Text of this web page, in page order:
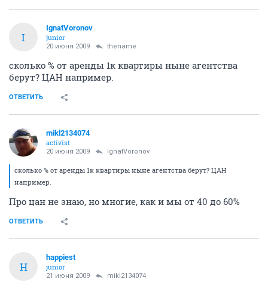
I
IgnatVoronov
junior
20 июня 2009 thename
сколько % от аренды 1к квартиры ныне агентства
берут? ЦАН например.
ОТВЕТИТЬ
mikl2134074
activist
20 июня 2009 IgnatVoronov
сколько % от аренды 1к квартиры ныне агентства берут? ЦАН
например.
Про цан не знаю, но многие, как и мы от 40 до 60%
ОТВЕТИТЬ
H
happiest
junior
21 июня 2009 mikl2134074